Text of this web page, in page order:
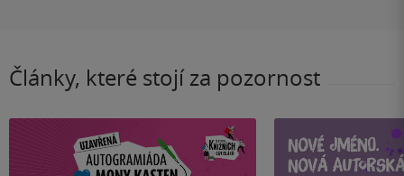
Články, které stojí za pozornost